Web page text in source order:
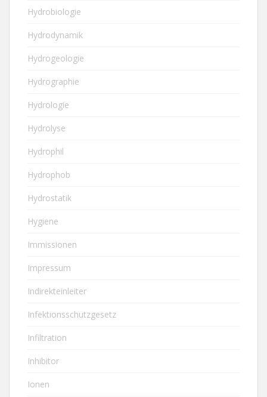
Hydrobiologie
Hydrodynamik
Hydrogeologie
Hydrographie
Hydrologie
Hydrolyse
Hydrophil
Hydrophob
Hydrostatik
Hygiene
Immissionen
Impressum
Indirekteinleiter
Infektionsschutzgesetz
Infiltration
Inhibitor
Ionen